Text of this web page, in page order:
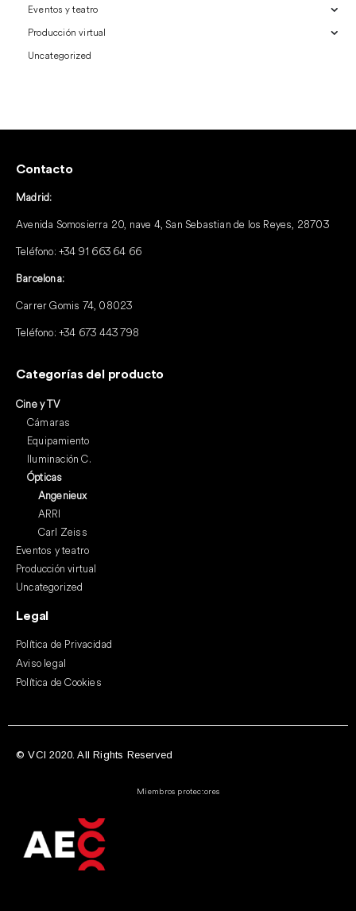
Eventos y teatro
Producción virtual
Uncategorized
Contacto
Madrid:
Avenida Somosierra 20, nave 4, San Sebastian de los Reyes, 28703
Teléfono:+34 91 663 64 66
Barcelona:
Carrer Gomis 74, 08023
Teléfono:+34 673 443 798
Categorías del producto
Cine y TV
Cámaras
Equipamiento
Iluminación C.
Ópticas
Angenieux
ARRI
Carl Zeiss
Eventos y teatro
Producción virtual
Uncategorized
Legal
Política de Privacidad
Aviso legal
Política de Cookies
© VCI 2020. All Rights Reserved
Miembros protectores